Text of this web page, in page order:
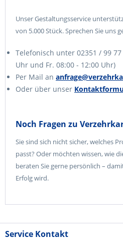
Unser Gestaltungsservice
von 5.000 Stück. Sprechen Sie uns
Telefonisch unter 02351 / 99
Uhr und Fr. 08:00 - 12:00 Uhr)
Per Mail an
Oder über unser
Noch Fragen zu
Sie sind sich nicht sicher, welches
passt? Oder möchten wissen, wie
beraten Sie gerne persönlich –
Erfolg wird.
Service Kontakt